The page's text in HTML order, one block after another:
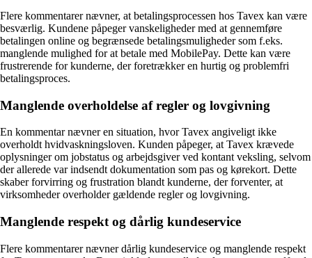
Flere kommentarer nævner, at betalingsprocessen hos Tavex kan være
besværlig. Kundene påpeger vanskeligheder med at gennemføre
betalingen online og begrænsede betalingsmuligheder som f.eks.
manglende mulighed for at betale med MobilePay. Dette kan være
frustrerende for kunderne, der foretrækker en hurtig og problemfri
betalingsproces.
Manglende overholdelse af regler og lovgivning
En kommentar nævner en situation, hvor Tavex angiveligt ikke
overholdt hvidvaskningsloven. Kunden påpeger, at Tavex krævede
oplysninger om jobstatus og arbejdsgiver ved kontant veksling, selvom
der allerede var indsendt dokumentation som pas og kørekort. Dette
skaber forvirring og frustration blandt kunderne, der forventer, at
virksomheder overholder gældende regler og lovgivning.
Manglende respekt og dårlig kundeservice
Flere kommentarer nævner dårlig kundeservice og manglende respekt